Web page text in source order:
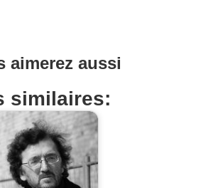
aimerez aussi
similaires: